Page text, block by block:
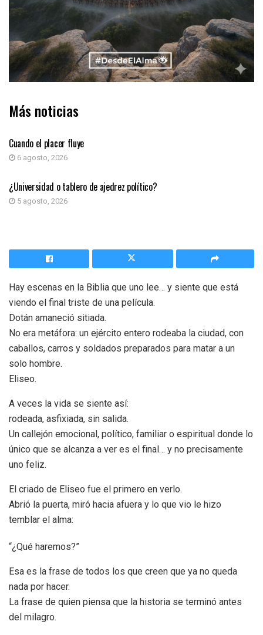
Más noticias
Cuando el placer fluye
6 agosto, 2026
COLUMNA DE OPINIÓN
¿Universidad o tablero de ajedrez político?
5 agosto, 2026
Hay escenas en la Biblia que uno lee… y siente que está
viendo el final triste de una película.
Dotán amaneció sitiada.
No era metáfora: un ejército entero rodeaba la ciudad, con
caballos, carros y soldados preparados para matar a un
solo hombre.
Eliseo.
A veces la vida se siente así:
rodeada, asfixiada, sin salida.
Un callejón emocional, político, familiar o espiritual donde lo
único que se alcanza a ver es el final… y no precisamente
uno feliz.
El criado de Eliseo fue el primero en verlo.
Abrió la puerta, miró hacia afuera y lo que vio le hizo
temblar el alma:
“¿Qué haremos?”
Esa es la frase de todos los que creen que ya no queda
nada por hacer.
La frase de quien piensa que la historia se terminó antes
del milagro.